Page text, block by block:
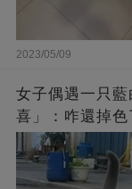
2023/05/09
女子偶遇一只
喜」：咋還掉色